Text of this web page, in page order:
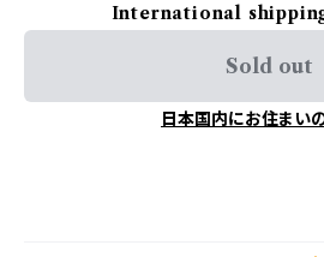
International
Sold out
日本国内にお住まい